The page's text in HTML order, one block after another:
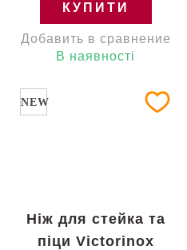
КУПИТИ
Добавить в сравнение
В наявності
NEW
Ніж для стейка та
піци Victorinox